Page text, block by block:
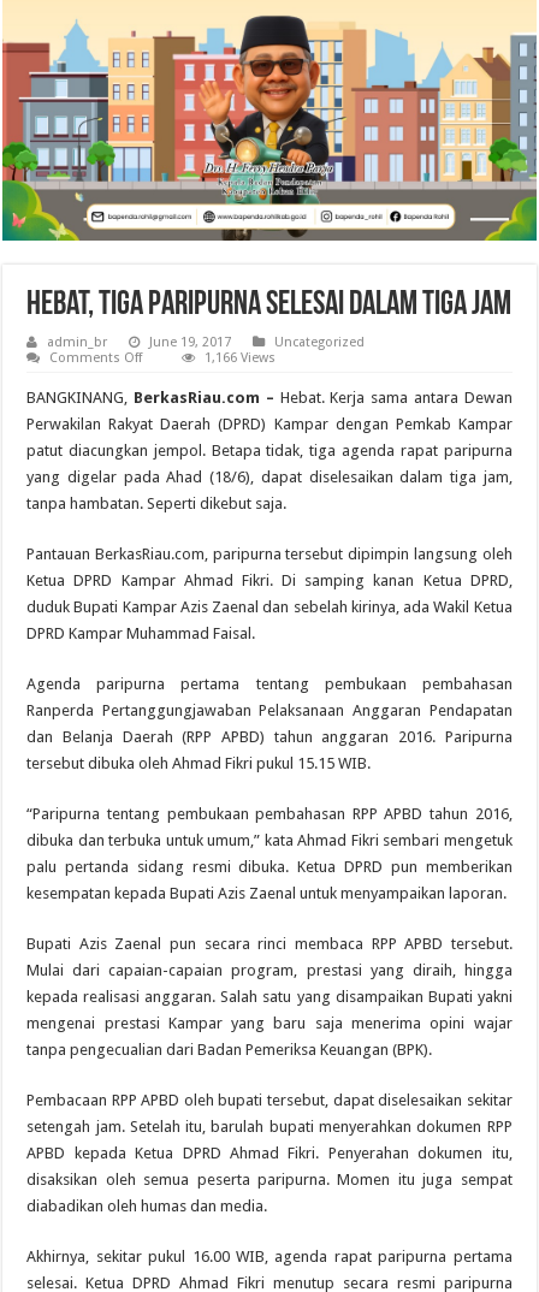
Hebat, Tiga Paripurna Selesai dalam Tiga Jam
admin_br June 19, 2017
Uncategorized
Comments Offon
Tiga
Paripurna
Selesai
dalam
Tiga
1,166 Views
BANGKINANG, BerkasRiau.com – Hebat. Kerja sama antara Dewan
Perwakilan Rakyat Daerah (DPRD) Kampar dengan Pemkab Kampar
patut diacungkan jempol. Betapa tidak, tiga agenda rapat paripurna
yang digelar pada Ahad (18/6), dapat diselesaikan dalam tiga jam,
tanpa hambatan. Seperti dikebut saja.
Pantauan BerkasRiau.com, paripurna tersebut dipimpin langsung oleh
Ketua DPRD Kampar Ahmad Fikri. Di samping kanan Ketua DPRD,
duduk Bupati Kampar Azis Zaenal dan sebelah kirinya, ada Wakil Ketua
DPRD Kampar Muhammad Faisal.
Agenda paripurna pertama tentang pembukaan pembahasan
Ranperda Pertanggungjawaban Pelaksanaan Anggaran Pendapatan
dan Belanja Daerah (RPP APBD) tahun anggaran 2016. Paripurna
tersebut dibuka oleh Ahmad Fikri pukul 15.15 WIB.
“Paripurna tentang pembukaan pembahasan RPP APBD tahun 2016,
dibuka dan terbuka untuk umum,” kata Ahmad Fikri sembari mengetuk
palu pertanda sidang resmi dibuka. Ketua DPRD pun memberikan
kesempatan kepada Bupati Azis Zaenal untuk menyampaikan laporan.
Bupati Azis Zaenal pun secara rinci membaca RPP APBD tersebut.
Mulai dari capaian-capaian program, prestasi yang diraih, hingga
kepada realisasi anggaran. Salah satu yang disampaikan Bupati yakni
mengenai prestasi Kampar yang baru saja menerima opini wajar
tanpa pengecualian dari Badan Pemeriksa Keuangan (BPK).
Pembacaan RPP APBD oleh bupati tersebut, dapat diselesaikan sekitar
setengah jam. Setelah itu, barulah bupati menyerahkan dokumen RPP
APBD kepada Ketua DPRD Ahmad Fikri. Penyerahan dokumen itu,
disaksikan oleh semua peserta paripurna. Momen itu juga sempat
diabadikan oleh humas dan media.
Akhirnya, sekitar pukul 16.00 WIB, agenda rapat paripurna pertama
selesai. Ketua DPRD Ahmad Fikri menutup secara resmi paripurna